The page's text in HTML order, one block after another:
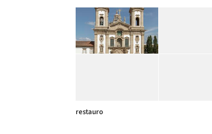
restauro